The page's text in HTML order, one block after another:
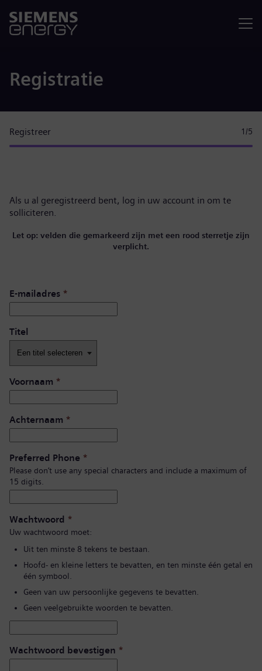
Registratie
Registreer 1 /5
Als u al geregistreerd bent, log in uw account in om te
solliciteren.
Let op: velden die gemarkeerd zijn met een rood sterretje zijn
verplicht.
E-mailadres *
Titel
Voornaam *
Achternaam *
Preferred Phone *
Please don’t use any special characters and include a maximum of
15 digits.
Wachtwoord *
Uw wachtwoord moet:
Uit ten minste 8 tekens te bestaan.
Hoofd- en kleine letters te bevatten, en ten minste één getal en
één symbool.
Geen van uw persoonlijke gegevens te bevatten.
Geen veelgebruikte woorden te bevatten.
Wachtwoord bevestigen *